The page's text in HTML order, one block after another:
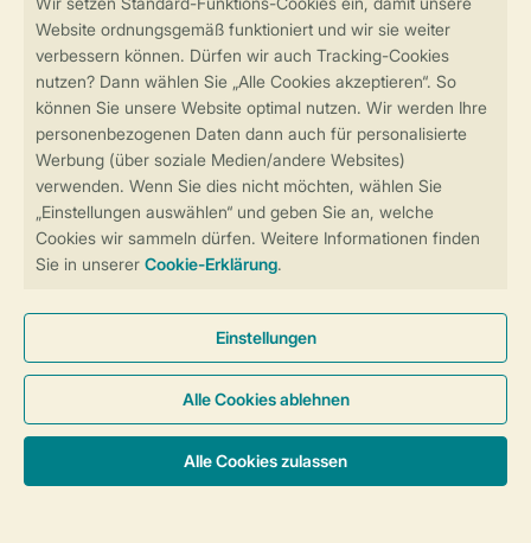
Sicherstellung Deiner Privatsphäre
Weitere Informationen und Einstellungen
Sicher und schnell zur Online-Buchung
Sichere Datenübertragung
Sicheres Bezahlen
Allgemeine Bedingungen Impressum
Cookies und Banner
Barrierefreiheit